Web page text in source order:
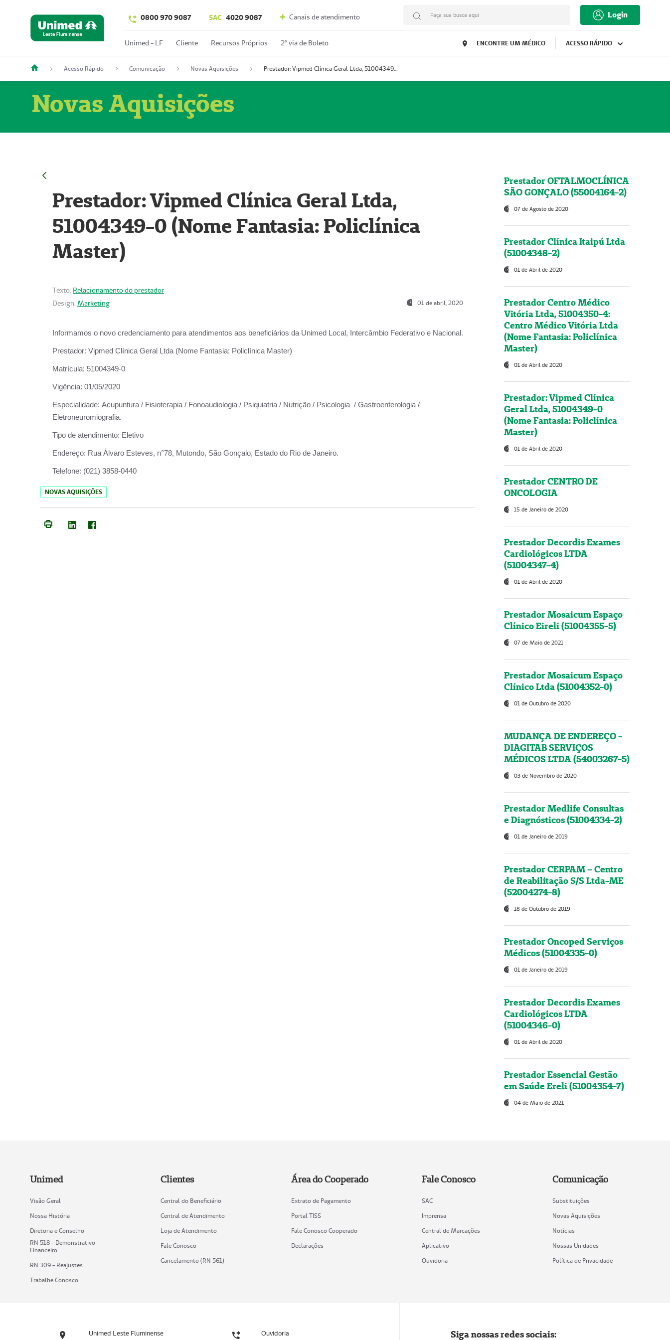
0800 970 9087 SAC 4020 9087 Canais de atendimento Faça sua busca aqui Login
Unimed - LF Cliente Recursos Próprios 2º via de Boleto ENCONTRE UM MÉDICO ACESSO RÁPIDO
Acesso Rápido Comunicação Novas Aquisições Prestador: Vipmed Clínica Geral Ltda, 51004349-0 (Nome Fantasia: Policlínica Master)
Novas Aquisições
Prestador: Vipmed Clínica Geral Ltda,
51004349-0 (Nome Fantasia: Policlínica
Master)
Texto: Relacionamento do prestador
Design: Marketing 01 de abril, 2020
Informamos o novo credenciamento para atendimentos aos beneficiários da Unimed Local, Intercâmbio Federativo e Nacional.
Prestador: Vipmed Clínica Geral Ltda (Nome Fantasia: Policlínica Master)
Matrícula: 51004349-0
Vigência: 01/05/2020
Especialidade: Acupuntura / Fisioterapia / Fonoaudiologia / Psiquiatria / Nutrição / Psicologia / Gastroenterologia /
Eletroneuromiografia.
Tipo de atendimento: Eletivo
Endereço: Rua Àlvaro Esteves, n°78, Mutondo, São Gonçalo, Estado do Rio de Janeiro.
Telefone: (021) 3858-0440
NOVAS AQUISIÇÕES
Prestador OFTALMOCLÍNICA
SÃO GONÇALO (55004164-2)
07 de Agosto de 2020
Prestador Clínica Itaipú Ltda
(51004348-2)
01 de Abril de 2020
Prestador Centro Médico
Vitória Ltda, 51004350-4:
Centro Médico Vitória Ltda
(Nome Fantasia: Policlínica
Master)
01 de Abril de 2020
Prestador: Vipmed Clínica
Geral Ltda, 51004349-0
(Nome Fantasia: Policlínica
Master)
01 de Abril de 2020
Prestador CENTRO DE
ONCOLOGIA
15 de Janeiro de 2020
Prestador Decordis Exames
Cardiológicos LTDA
(51004347-4)
01 de Abril de 2020
Prestador Mosaicum Espaço
Clínico Eireli (51004355-5)
07 de Maio de 2021
Prestador Mosaicum Espaço
Clínico Ltda (51004352-0)
01 de Outubro de 2020
MUDANÇA DE ENDEREÇO -
DIAGITAB SERVIÇOS
MÉDICOS LTDA (54003267-5)
03 de Novembro de 2020
Prestador Medlife Consultas
e Diagnósticos (51004334-2)
01 de Janeiro de 2019
Prestador CERPAM – Centro
de Reabilitação S/S Ltda-ME
(52004274-8)
18 de Outubro de 2019
Prestador Oncoped Serviços
Médicos (51004335-0)
01 de Janeiro de 2019
Prestador Decordis Exames
Cardiológicos LTDA
(51004346-0)
01 de Abril de 2020
Prestador Essencial Gestão
em Saúde Ereli (51004354-7)
04 de Maio de 2021
Unimed
Visão Geral
Nossa História
Diretoria e Conselho
RN 518 - Demonstrativo
Financeiro
RN 309 - Reajustes
Trabalhe Conosco
Clientes
Central do Beneficiário
Central de Atendimento
Loja de Atendimento
Fale Conosco
Cancelamento (RN 561)
Área do Cooperado
Extrato de Pagamento
Portal TISS
Fale Conosco Cooperado
Declarações
Fale Conosco
SAC
Imprensa
Central de Marcações
Aplicativo
Ouvidoria
Comunicação
Substituições
Novas Aquisições
Notícias
Nossas Unidades
Política de Privacidade
Unimed Leste Fluminense Ouvidoria Siga nossas redes sociais: